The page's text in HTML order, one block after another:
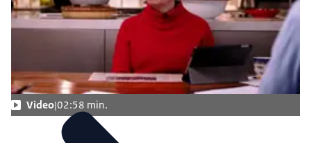
Audiobeschrijving
Video 02:58 min.